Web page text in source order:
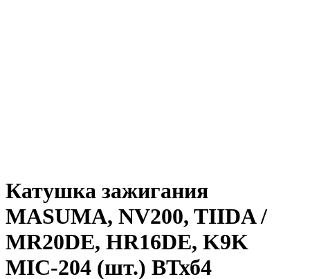
Катушка зажигания
MASUMA, NV200, TIIDA /
MR20DE, HR16DE, K9K
MIC-204 (шт.) ВТхб4